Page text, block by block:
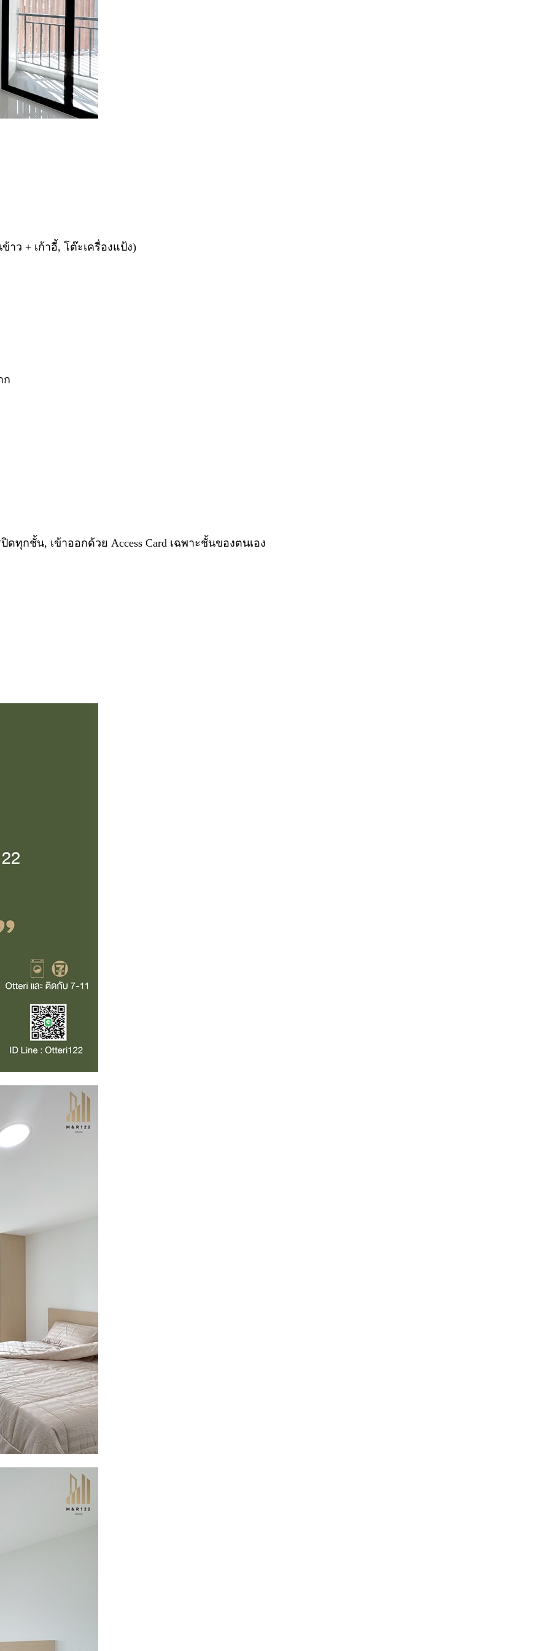
ว + เก้าอี้, โต๊ะเครื่องแป้ง)
ก
กชั้น, เข้าออกด้วย Access Card เฉพาะชั้นของตนเอง